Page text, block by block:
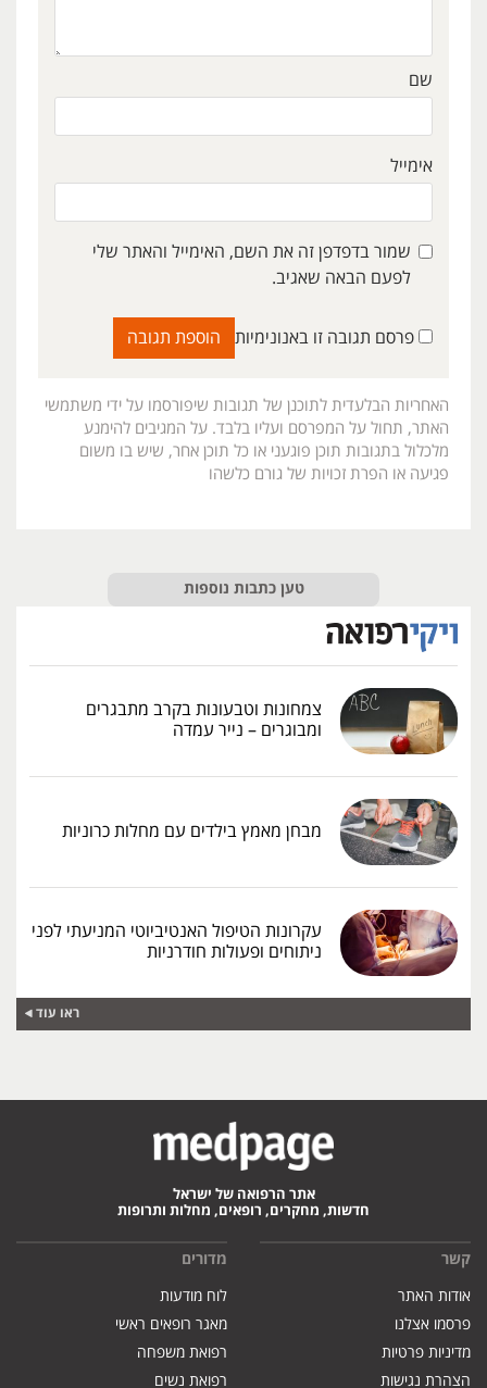
שם
אימייל
שמור בדפדפן זה את השם, האימייל והאתר שלי
לפעם הבאה שאגיב.
פרסם תגובה זו באנונימיות
האחריות הבלעדית לתוכנן של תגובות שיפורסמו על ידי משתמשי
האתר, תחול על המפרסם ועליו בלבד. על המגיבים להימנע
מלכלול בתגובות תוכן פוגעני או כל תוכן אחר, שיש בו משום
פגיעה או הפרת זכויות של גורם כלשהו
טען כתבות נוספות
צמחונות וטבעונות בקרב מתבגרים
ומבוגרים – נייר עמדה
מבחן מאמץ בילדים עם מחלות כרוניות
עקרונות הטיפול האנטיביוטי המניעתי לפני
ניתוחים ופעולות חודרניות
ראו עוד
אתר הרפואה של ישראל
חדשות, מחקרים, רופאים, מחלות ותרופות
קשר
אודות האתר
פרסמו אצלנו
מדיניות פרטיות
הצהרת נגישות
מדורים
לוח מודעות
מאגר רופאים ראשי
רפואת משפחה
רפואת נשים